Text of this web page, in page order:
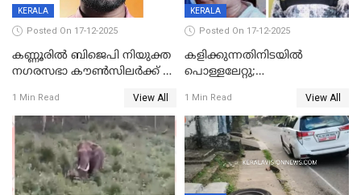
KERALA
Posted On 17-12-2025
കണ്ണൂരിൽ ബിജെപി നിയുക്ത
നഗരസഭാ കൗൺസിലർക്ക് 36
1 Min Read View All
KERALA
Posted On 17-12-2025
കളിക്കുന്നതിനിടയിൽ
പൊള്ളലേറ്റു;
ക്ലാസ് വിദ്യാർത്ഥിനി മരിച്ചു
1 Min Read View All